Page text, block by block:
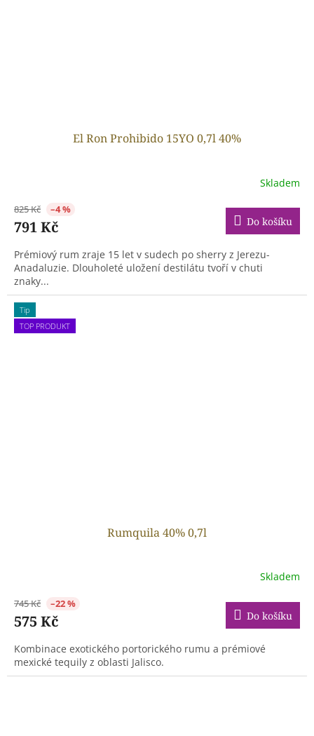
El Ron Prohibido 15YO 0,7l 40%
Skladem
825 Kč –4 %
791 Kč Do košíku
Prémiový rum zraje 15 let v sudech po sherry z Jerezu-
Anadaluzie. Dlouholeté uložení destilátu tvoří v chuti
znaky...
Tip
TOP PRODUKT
Rumquila 40% 0,7l
Skladem
745 Kč –22 %
575 Kč Do košíku
Kombinace exotického portorického rumu a prémiové
mexické tequily z oblasti Jalisco.